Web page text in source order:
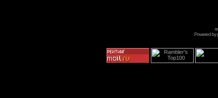
Powered by